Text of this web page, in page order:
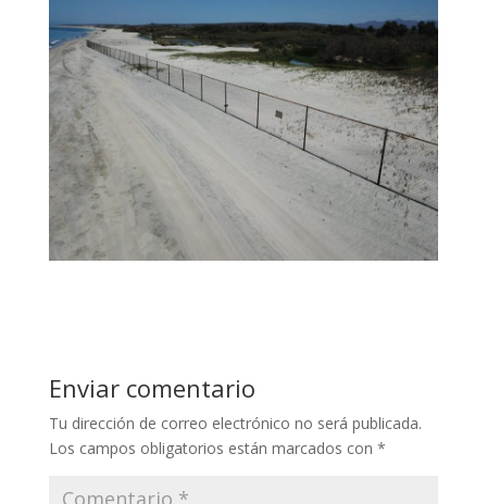
Enviar comentario
Tu dirección de correo electrónico no será publicada.
Los campos obligatorios están marcados con *